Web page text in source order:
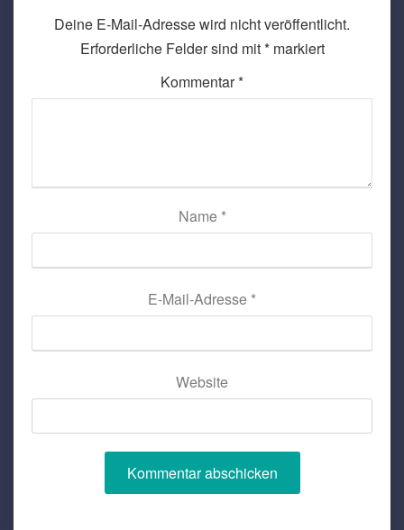
Deine E-Mail-Adresse wird nicht veröffentlicht.
Erforderliche Felder sind mit*markiert
Kommentar*
Name *
E-Mail-Adresse *
Website